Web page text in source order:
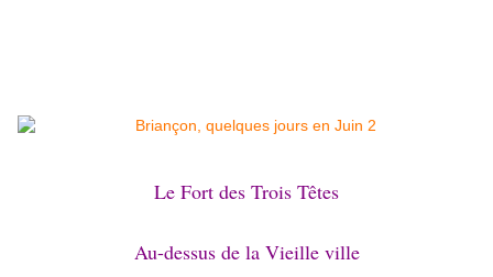
Le Fort des Trois Têtes
Au-dessus de la Vieille ville